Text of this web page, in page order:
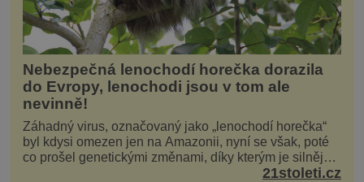
Nebezpečná lenochodí horečka dorazila
do Evropy, lenochodi jsou v tom ale
nevinně!
Záhadný virus, označovaný jako „lenochodí horečka“
byl kdysi omezen jen na Amazonii, nyní se však, poté
co prošel genetickými změnami, díky kterým je silnější,
šíří po celé Americe a první případy se objevily už i v
21stoleti.cz